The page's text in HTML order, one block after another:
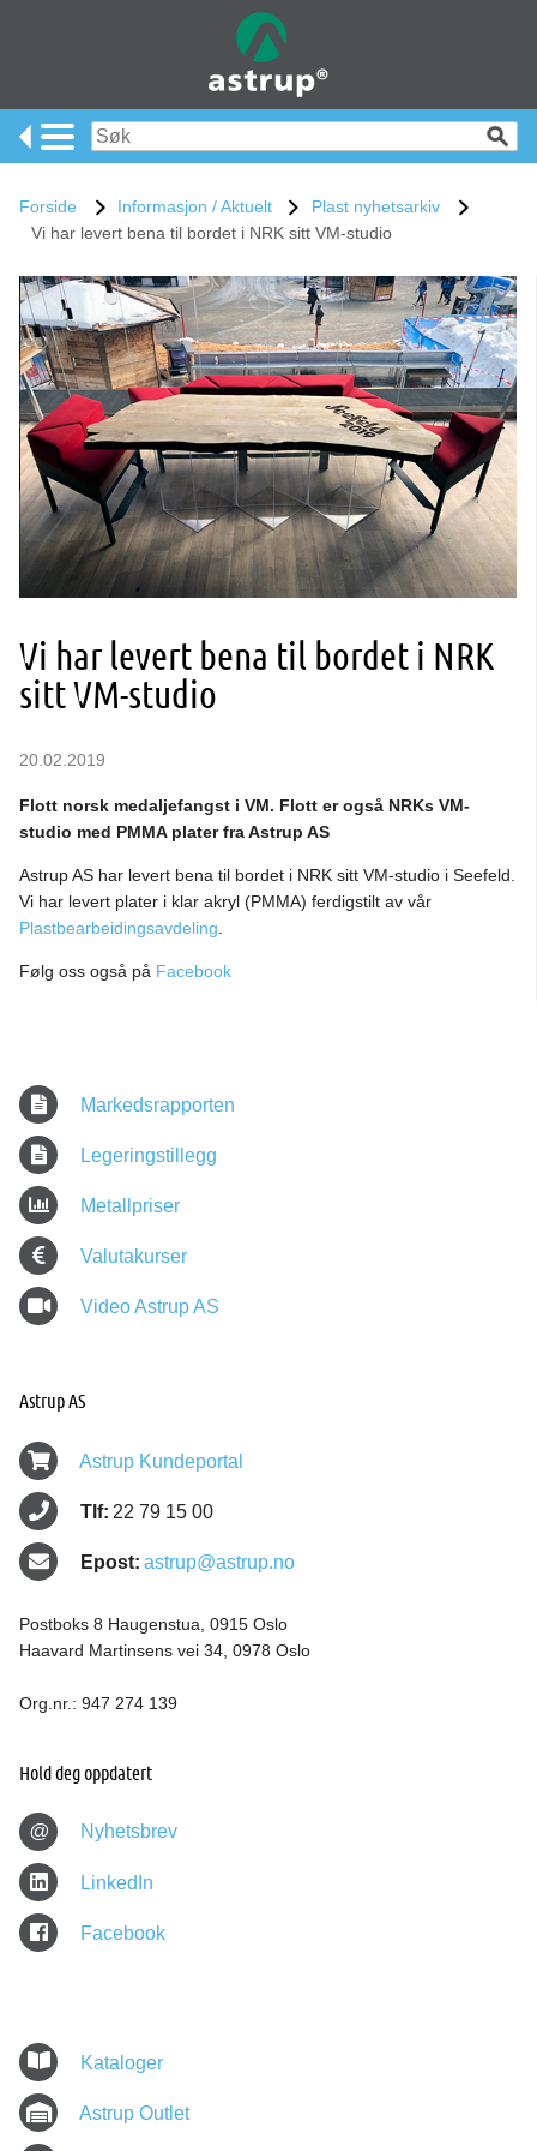
Forside Informasjon / Aktuelt
Plast nyhetsarkiv
Vi har levert bena til bordet i NRK sitt VM-studio
Vi har levert bena til bordet i NRK
sitt VM-studio
20.02.2019
Flott norsk medaljefangst i VM. Flott er også NRKs VM-
studio med PMMA plater fra Astrup AS
Astrup AS har levert bena til bordet i NRK sitt VM-studio i Seefeld.
Vi har levert plater i klar akryl (PMMA) ferdigstilt av vår
Plastbearbeidingsavdeling
Følg oss også på Facebook
Markedsrapporten
Legeringstillegg
Metallpriser
Valutakurser
Video Astrup AS
Astrup AS
Astrup Kundeportal
Tlf: 22 79 15 00
Epost: astrup@astrup.no
Postboks 8 Haugenstua, 0915 Oslo
Haavard Martinsens vei 34, 0978 Oslo
Org.nr.: 947 274 139
Hold deg oppdatert
@ Nyhetsbrev
LinkedIn
Facebook
Kataloger
Astrup Outlet